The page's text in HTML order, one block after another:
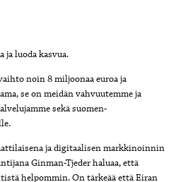
ja luoda kasvua.
noin 8 miljoonaa euroa ja
se on meidän vahvuutemme ja
sekä suomen-
ja digitaalisen markkinoinnin
Ginman-Tjeder haluaa, että
helpommin. On tärkeää että Eiran